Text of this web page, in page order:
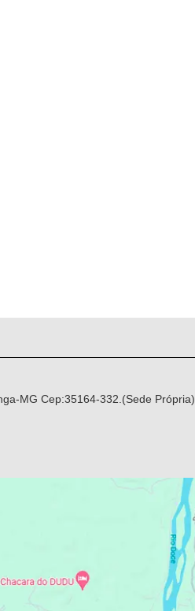
MG Cep:35164-332.(Sede Própria)